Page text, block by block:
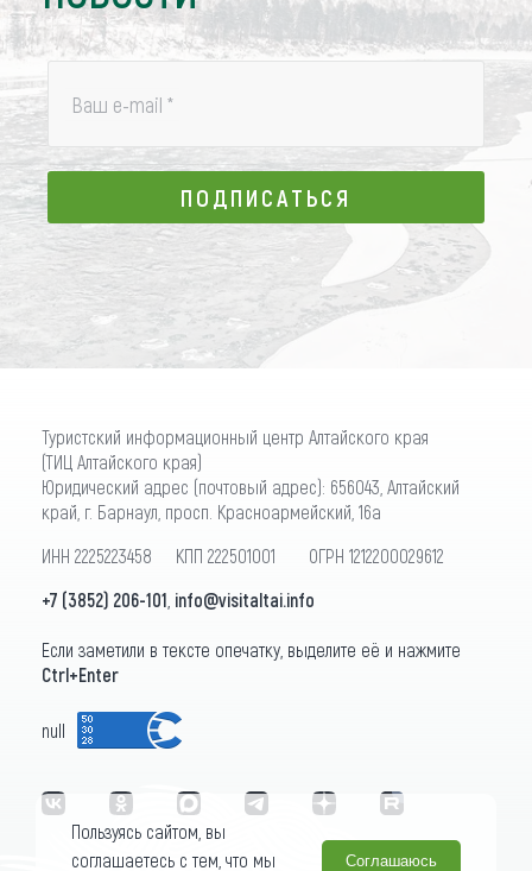
Ваш e-mail *
ПОДПИСАТЬСЯ
ПОДПИСАТЬСЯ
Туристский информационный центр Алтайского края
(ТИЦ Алтайского края)
Юридический адрес (почтовый адрес): 656043, Алтайский
край, г. Барнаул, просп. Красноармейский, 16а
ИНН 2225223458 КПП 222501001 ОГРН 1212200029612
+7 (3852) 206-101 info@visitaltai.info
Если заметили в тексте опечатку, выделите её и нажмите
Ctrl+Enter
null
Пользуясь сайтом, вы
соглашаетесь с тем, что мы
Соглашаюсь